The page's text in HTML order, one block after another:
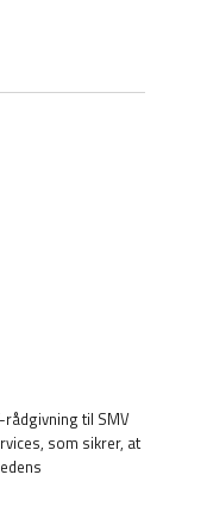
rådgivning til SMV
som sikrer, at